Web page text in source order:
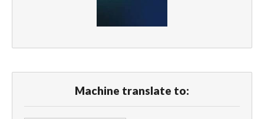
Machine translate to: